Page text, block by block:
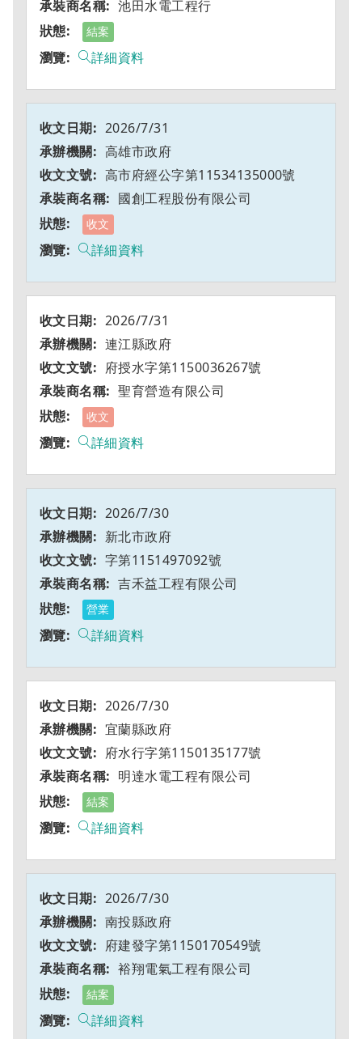
池田水電工程行
結案
詳細資料
2026/7/31
高雄市政府
高市府經公字第11534135000號
國創工程股份有限公司
收文
詳細資料
2026/7/31
連江縣政府
府授水字第1150036267號
聖育營造有限公司
收文
詳細資料
2026/7/30
新北市政府
字第1151497092號
吉禾益工程有限公司
營業
詳細資料
2026/7/30
宜蘭縣政府
府水行字第1150135177號
明達水電工程有限公司
結案
詳細資料
2026/7/30
南投縣政府
府建發字第1150170549號
裕翔電氣工程有限公司
結案
詳細資料